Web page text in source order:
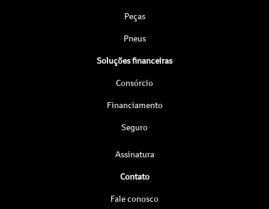
Peças
Pneus
Soluções financeiras
Consórcio
Financiamento
Seguro
Assinatura
Contato
Fale conosco